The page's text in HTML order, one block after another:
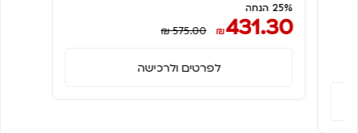
25% הנחה
₪431.30
₪ 575.00
לפרטים ולרכישה